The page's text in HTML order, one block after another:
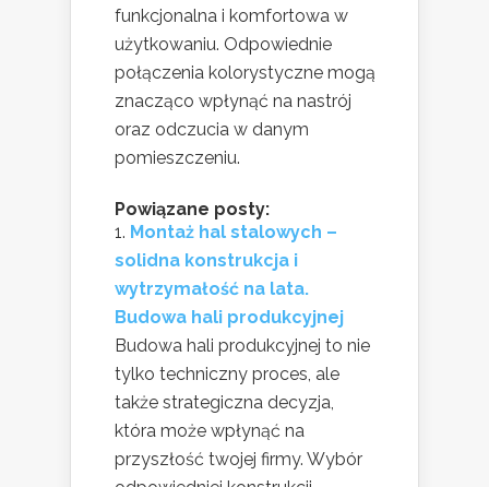
funkcjonalna i komfortowa w
użytkowaniu. Odpowiednie
połączenia kolorystyczne mogą
znacząco wpłynąć na nastrój
oraz odczucia w danym
pomieszczeniu.
Powiązane posty:
Montaż hal stalowych –
solidna konstrukcja i
wytrzymałość na lata.
Budowa hali produkcyjnej
Budowa hali produkcyjnej to nie
tylko techniczny proces, ale
także strategiczna decyzja,
która może wpłynąć na
przyszłość twojej firmy. Wybór